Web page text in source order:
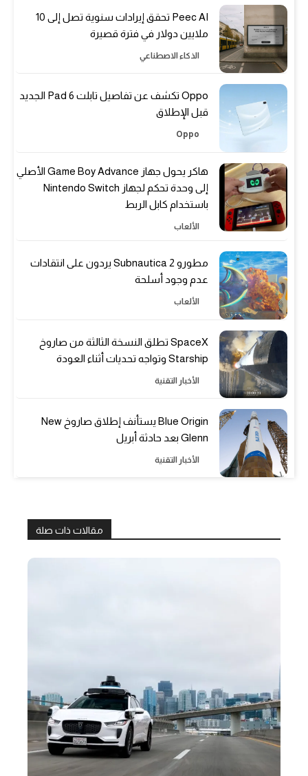
Peec AI تحقق إيرادات سنوية تصل إلى 10
ملايين دولار في فترة قصيرة
الذكاء الاصطناعي
Oppo تكشف عن تفاصيل تابلت Pad 6 الجديد
قبل الإطلاق
Oppo
هاكر يحول جهاز Game Boy Advance الأصلي
إلى وحدة تحكم لجهاز Nintendo Switch
باستخدام كابل الربط
الألعاب
مطورو Subnautica 2 يردون على انتقادات
عدم وجود أسلحة
الألعاب
SpaceX تطلق النسخة الثالثة من صاروخ
Starship وتواجه تحديات أثناء العودة
الأخبار التقنية
Blue Origin يستأنف إطلاق صاروخ New
Glenn بعد حادثة أبريل
الأخبار التقنية
مقالات ذات صلة